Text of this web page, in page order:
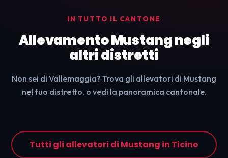
IN TUTTO IL CANTONE
Allevamento Mustang negli
altri distretti
Non sei di Vallemaggia? Trova gli allevatori di Mustang
nel tuo distretto, o vedi la panoramica cantonale.
Tutti gli allevatori di Mustang in Ticino